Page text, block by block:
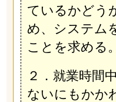
ているかどう
め、システム
ことを求める。
２．就業時間
ないにもかか